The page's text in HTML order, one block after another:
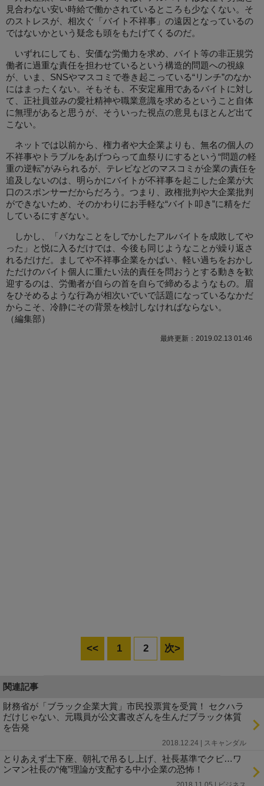
見合わない安い時給で働かされているところも少なくない。そ
のストレスが、相次ぐ「バイト不祥事」の遠因となっているの
ではないかという疑念も頭をもたげてくるのだ。
いずれにしても、安価な労働力を求め、バイト等の非正規労
働者に過重な責任を担わせているという構造的問題への視線
が、いま、SNSやマスコミで巻き起こっている“リンチ”のなか
にはまったくない。そもそも、不安定雇用であるバイトに対し
て、正社員並みの愛社精神や職業意識を求めるということ自体
に無理があると思うが、そういった視点の意見もほとんど出て
こない。
ネットでは以前から、権力者や大企業よりも、無名の個人の
不祥事やトラブルをあげつらって血祭りにするという“問題の軽
重の逆転”がみられるが、テレビなどのマスコミが企業の責任を
追及しないのは、明らかにバイトが不祥事を起こした企業が大
口のスポンサーだからだろう。つまり、政権批判や大企業批判
ができないため、そのかわりにお手軽な“バイト叩き”に精をだ
しているにすぎない。
しかし、「バカなことをしでかしたアルバイトを成敗してや
った」と悦に入るだけでは、今後も同じようなことが繰り返さ
れるだけだ。ましてや不祥事企業をかばい、軽い過ちをおかし
ただけのバイト個人に重たい法的責任を問おうとする動きを歓
迎するのは、労働者が自らの首を自らで締めるようなもの。眉
をひそめるような行為が相次いでいで話題になっているなかだ
からこそ、冷静にその背景を検討しなければならない。
（編集部）
最終更新：2019.02.13 01:46
<< 1 2 次>
関連記事
財務省が「ブラック企業大賞」市民投票賞を受賞！ セクハラ
だけじゃない、元職員が公文書改ざんを生んだブラック体質
を告発
2018.12.24 | スキャンダル
とりあえず土下座、朝礼で吊るし上げ、社長基準でクビ…ワ
ンマン社長の“俺”理論が支配する中小企業の恐怖！